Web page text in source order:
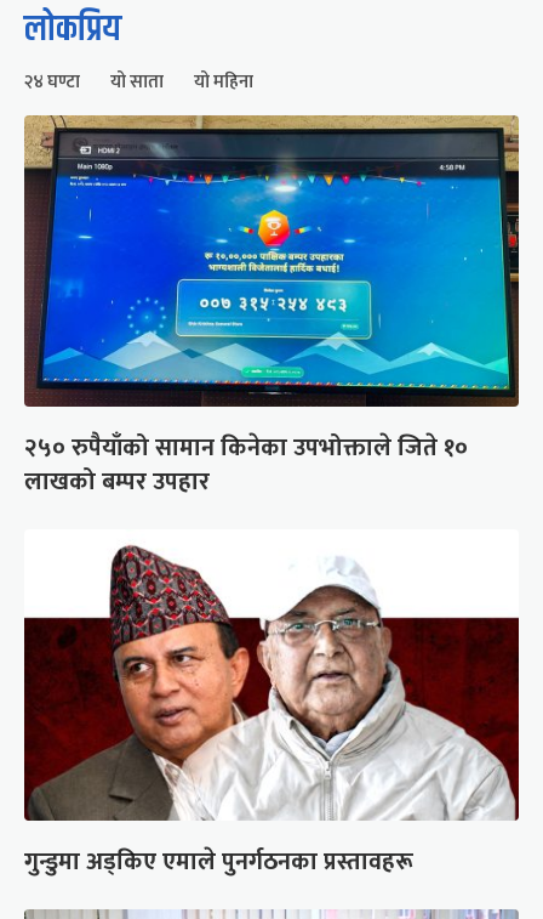
लोकप्रिय
२४ घण्टा यो साता यो महिना
२५० रुपैयाँको सामान किनेका उपभोक्ताले जिते १०
लाखको बम्पर उपहार
गुन्डुमा अड्किए एमाले पुनर्गठनका प्रस्तावहरू